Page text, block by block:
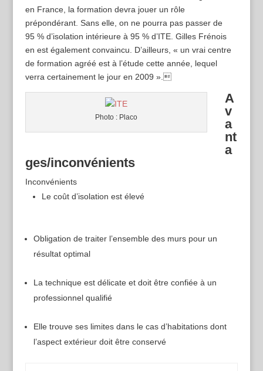
en France, la formation devra jouer un rôle
prépondérant. Sans elle, on ne pourra pas passer de
95 % d’isolation intérieure à 95 % d’ITE. Gilles Frénois
en est également convaincu. D’ailleurs, « un vrai centre
de formation agréé est à l’étude cette année, lequel
verra certainement le jour en 2009 ».
Photo : Placo
A
v
a
nt
a
ges/inconvénients
Inconvénients
Le coût d’isolation est élevé
Obligation de traiter l’ensemble des murs pour un
résultat optimal
La technique est délicate et doit être confiée à un
professionnel qualifié
Elle trouve ses limites dans le cas d’habitations dont
l’aspect extérieur doit être conservé